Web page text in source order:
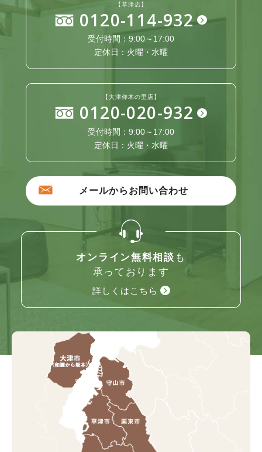
【草津店】
0120-114-932
受付時間：9:00～17:00
定休日：火曜・水曜
【大津仰木の里店】
0120-020-932
受付時間：9:00～17:00
定休日：火曜・水曜
メールからお問い合わせ
オンライン無料相談 も
承っております
詳しくはこちら